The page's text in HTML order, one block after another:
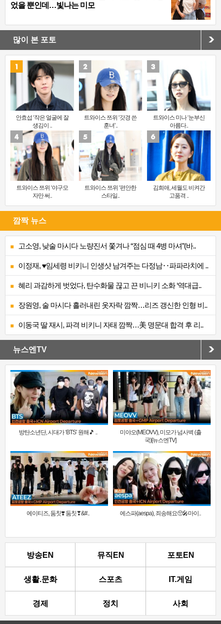
었을 뿐인데…빛나는 미모
많이 본 포토
안효섭 ‘작은 얼굴에 잘
생김이 ..
트와이스 쯔위 ‘갓경 쓴
훈녀’..
트와이스 미나 ‘눈부신
아름다..
트와이스 쯔위 ‘야구모
자만 써..
트와이스 쯔위 ‘편안한
스타일..
김희애, 세월도 비켜간
고품격 ..
깜짝 뉴스
고소영, 낮술 마시다 노량진서 쫓겨나 “점심 때 4병 마셔”(바..
이정재, ♥임세령 비키니 인생샷 남겨주는 다정남‥파파라치에 ..
혜리 과감하게 벗었다, 탄수화물 끊고 끈 비니키 소화 ‘역대급..
장원영, 술 마시다 흘러내린 옷자락 깜짝…리즈 갱신한 인형 비..
이동국 딸 재시, 파격 비키니 자태 깜짝…美 명문대 합격 후 리..
뉴스엔TV
방탄소년단, 시대가 ‘BTS’ 원해🎵 ..
미야오(MEOVV), 미모가 넘사벽 (출
국)[뉴스엔TV]
에이티즈, 둠칫❣️ 둠칫❣&#.. 에스파(aespa), 죄송해요🥺🎤마이..
방송EN 뮤직EN 포토EN
생활.문화 스포츠 IT.게임
경제 정치 사회